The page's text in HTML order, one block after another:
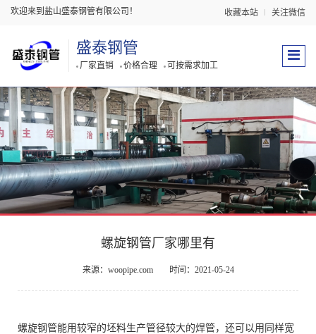
欢迎来到盐山盛泰钢管有限公司！ 收藏本站 关注微信
盛泰钢管
厂家直销 价格合理 可按需求加工
螺旋钢管厂家哪里有
来源：woopipe.com 时间：2021-05-24
螺旋钢管能用较窄的坯料生产管径较大的焊管，还可以用同样宽